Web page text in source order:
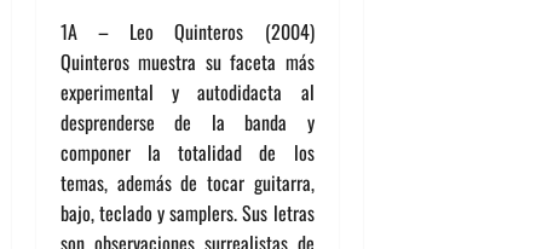
1A – Leo Quinteros (2004)
Quinteros muestra su faceta más
experimental y autodidacta al
desprenderse de la banda y
componer la totalidad de los
temas, además de tocar guitarra,
bajo, teclado y samplers. Sus letras